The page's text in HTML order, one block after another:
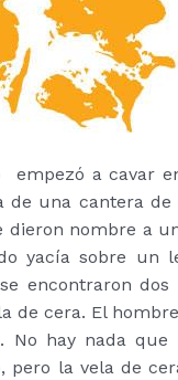
a cavar
una cantera
nombre a
yacía sobre un
encontraron
de cera. El
hay nada que
pero la vela de